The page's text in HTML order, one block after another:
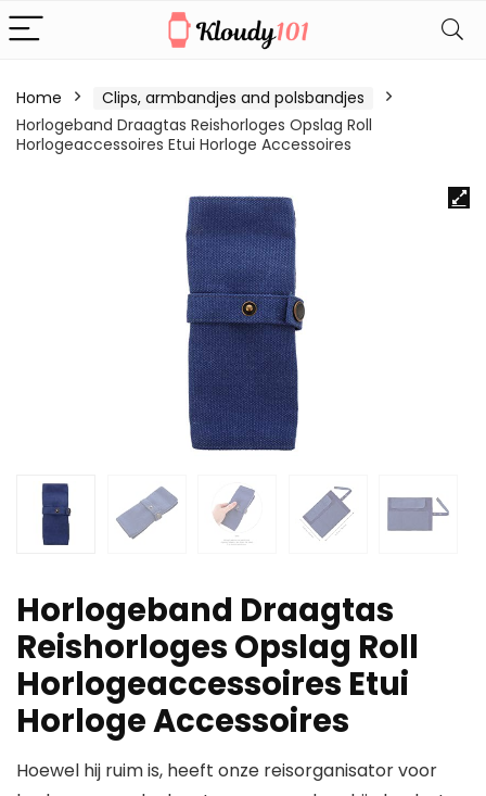
Home
Clips, armbandjes and polsbandjes
Horlogeband Draagtas Reishorloges Opslag Roll
Horlogeaccessoires Etui Horloge Accessoires
Horlogeband Draagtas
Reishorloges Opslag Roll
Horlogeaccessoires Etui
Horloge Accessoires
Hoewel hij ruim is, heeft onze reisorganisator voor